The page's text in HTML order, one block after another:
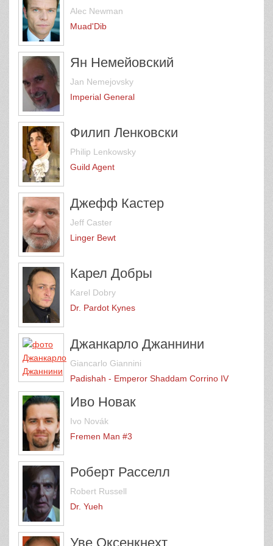
Alec Newman
Muad'Dib
Ян Немейовский
Jan Nemejovsky
Imperial General
Филип Ленковски
Philip Lenkowsky
Guild Agent
Джефф Кастер
Jeff Caster
Linger Bewt
Карел Добры
Karel Dobry
Dr. Pardot Kynes
Джанкарло Джаннини
Giancarlo Giannini
Padishah - Emperor Shaddam Corrino IV
Иво Новак
Ivo Novák
Fremen Man #3
Роберт Расселл
Robert Russell
Dr. Yueh
Уве Оксенкнехт